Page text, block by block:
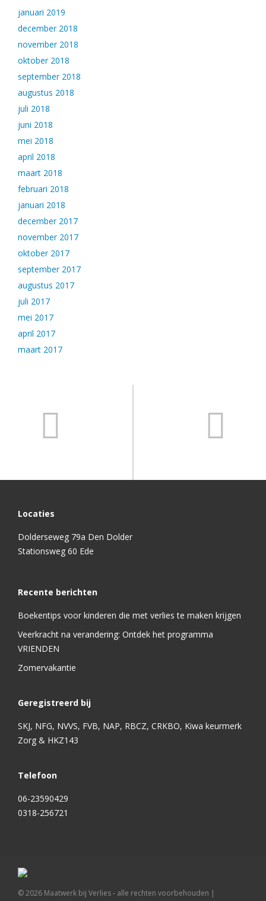
januari 2019
december 2018
november 2018
oktober 2018
september 2018
augustus 2018
juli 2018
juni 2018
mei 2018
april 2018
maart 2018
februari 2018
januari 2018
december 2017
november 2017
oktober 2017
september 2017
augustus 2017
juli 2017
mei 2017
april 2017
maart 2017
Locaties
Dolderseweg 79a Den Dolder
Stationsweg 60 Ede
Recente berichten
Boekentips voor kinderen die met verlies te maken krijgen
Veerkracht na verandering: Ontdek het programma
VRIENDEN
Zomervakantie
Geregistreerd bij
SKJ, NFG, NVVS, FVB, NAP, RBCZ, CRKBO, Kiwa keurmerk
Zorg & HKZ143
Telefoon
06-23590429
0318-256721
©2026 Maatwerk bij Verlies - alle rechten voorbehouden |